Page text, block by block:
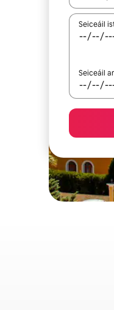
Seiceáil
Seiceáil